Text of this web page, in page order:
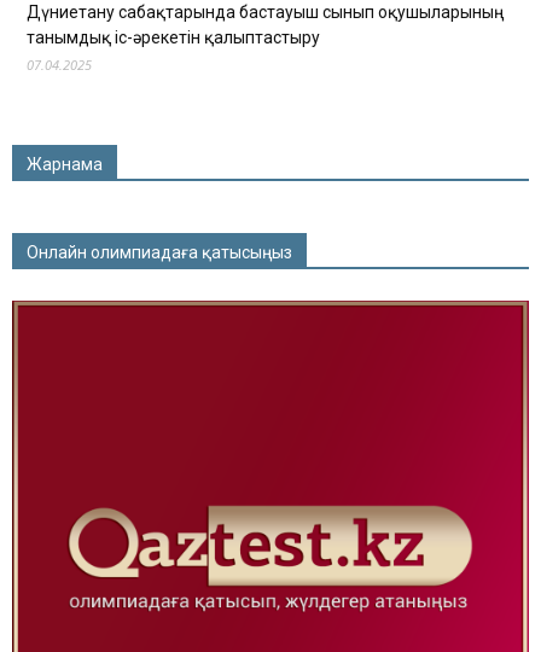
Дүниетану сабақтарында бастауыш сынып оқушыларының
танымдық іс-әрекетін қалыптастыру
07.04.2025
Жарнама
Онлайн олимпиадаға қатысыңыз